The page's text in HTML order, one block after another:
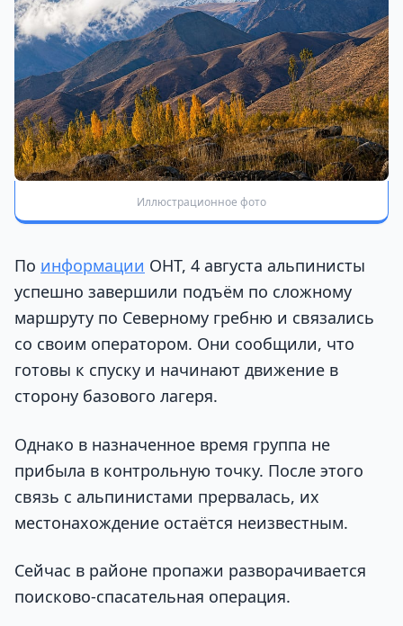
Иллюстрационное фото
По информации ОНТ, 4 августа альпинисты
успешно завершили подъём по сложному
маршруту по Северному гребню и связались
со своим оператором. Они сообщили, что
готовы к спуску и начинают движение в
сторону базового лагеря.
Однако в назначенное время группа не
прибыла в контрольную точку. После этого
связь с альпинистами прервалась, их
местонахождение остаётся неизвестным.
Сейчас в районе пропажи разворачивается
поисково-спасательная операция.